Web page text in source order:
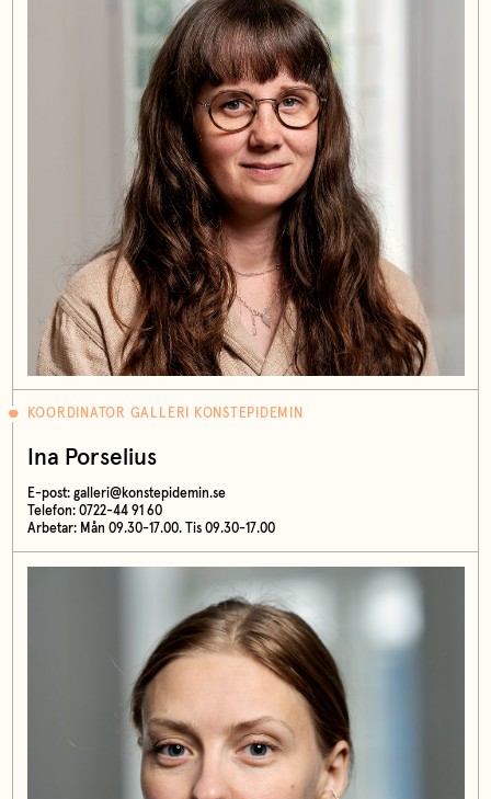
KOORDINATOR GALLERI KONSTEPIDEMIN
Ina Porselius
E-post: galleri@konstepidemin.se
Telefon: 0722-44 91 60
Arbetar: Mån 09.30-17.00. Tis 09.30-17.00